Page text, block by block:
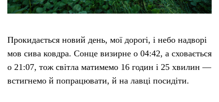
Прокидається новий день, мої дорогі, і небо надворі
мов сива ковдра. Сонце визирне о 04:42, а сховається
о 21:07, тож світла матимемо 16 годин і 25 хвилин —
встигнемо й попрацювати, й на лавці посидіти.